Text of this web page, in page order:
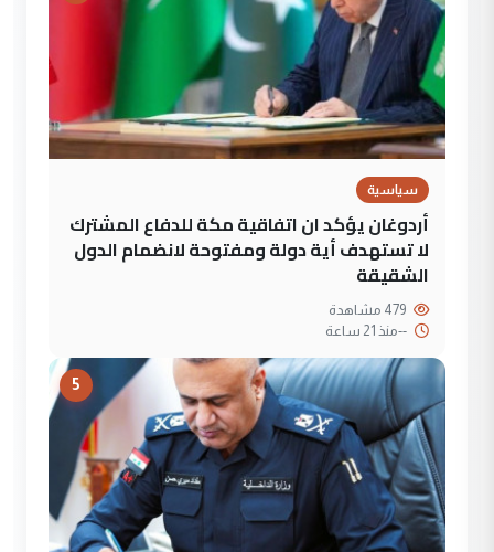
سياسية
أردوغان يؤكد ان اتفاقية مكة للدفاع المشترك
لا تستهدف أية دولة ومفتوحة لانضمام الدول
الشقيقة
--منذ 21 ساعة
5